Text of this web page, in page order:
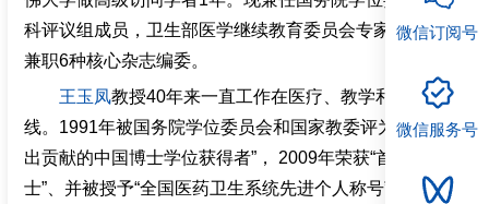
科评议组成员，卫生部医学继续教育委员会专家组成员，
兼职6种核心杂志编委。
王玉凤教授40年来一直工作在医疗、教学和科研第一
线。1991年被国务院学位委员会和国家教委评为“做出突
出贡献的中国博士学位获得者”， 2009年荣获“首都健康卫
士”、并被授予“全国医药卫生系统先进个人称号”。先后主
微信订阅号
微信服务号